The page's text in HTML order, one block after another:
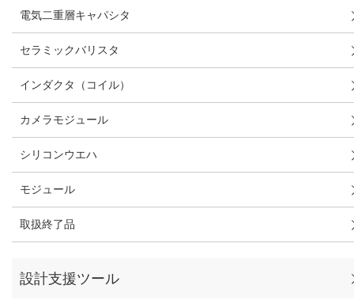
電気二重層キャパシタ
セラミックバリスタ
インダクタ（コイル）
カメラモジュール
シリコンウエハ
モジュール
取扱終了品
設計支援ツール